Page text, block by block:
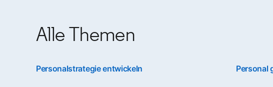
Alle Themen
Personalstrategie entwickeln Personal